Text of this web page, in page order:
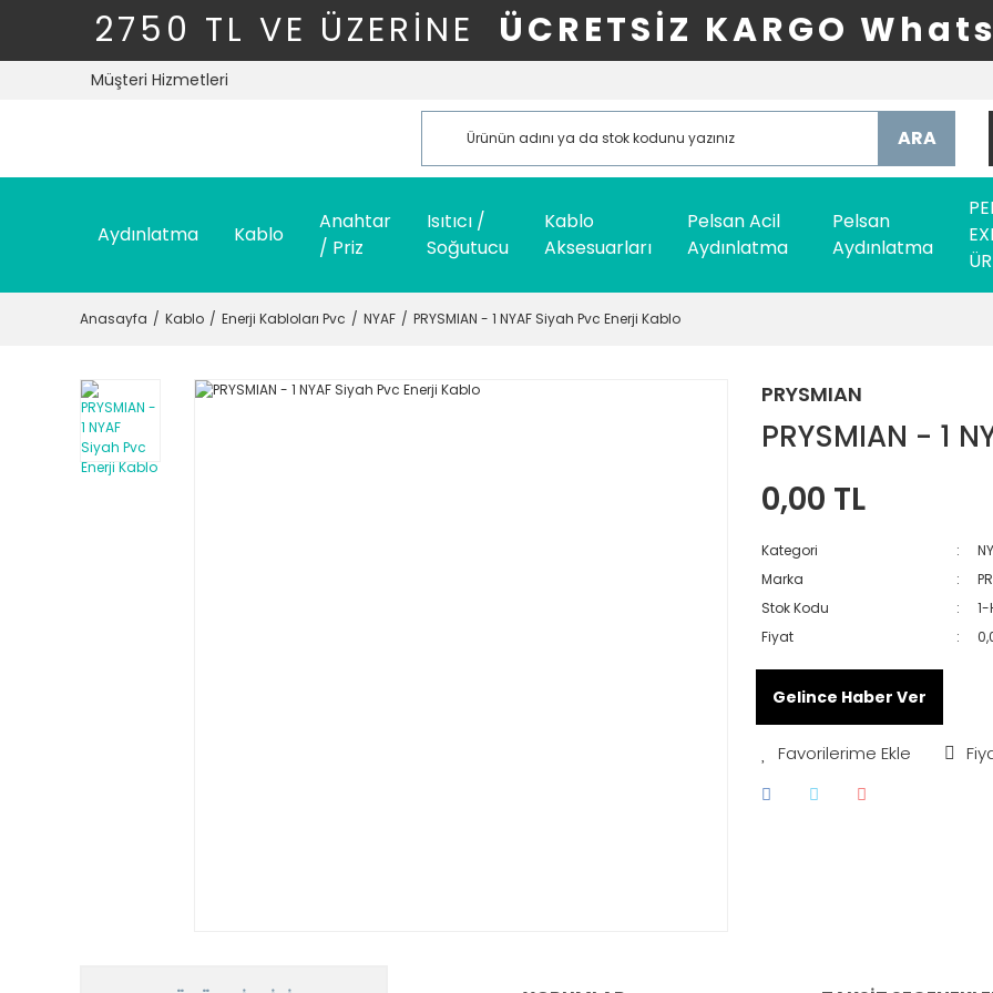
2750 TL VE ÜZERİNE ÜCRETSİZ KARGO
Müşteri Hizmetleri
ARA
Aydınlatma Kablo
Anahtar
/ Priz
Isıtıcı /
Soğutucu
Kablo
Aksesuarları
Pelsan Acil
Aydınlatma
Pelsan
Aydınlatma
Anasayfa Kablo Enerji Kabloları Pvc NYAF PRYSMIAN - 1 NYAF Siyah Pvc Enerji Kablo
PRYSMIAN
PRYSMIAN - 1
0,00 TL
Kategori
Marka
Stok Kodu
1-
Fiyat
Gelince Haber Ver